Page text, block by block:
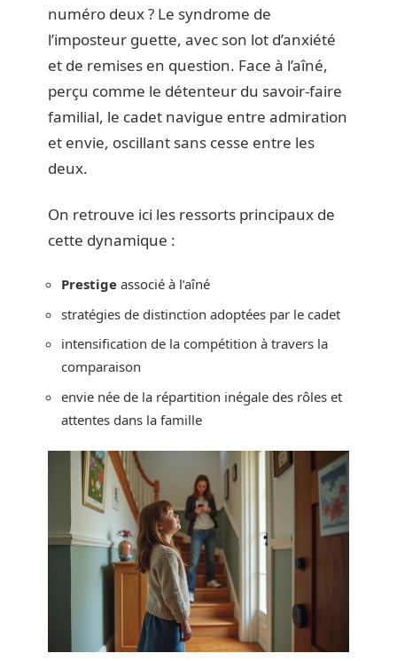
numéro deux ? Le syndrome de
l’imposteur guette, avec son lot d’anxiété
et de remises en question. Face à l’aîné,
perçu comme le détenteur du savoir-faire
familial, le cadet navigue entre admiration
et envie, oscillant sans cesse entre les
deux.
On retrouve ici les ressorts principaux de
cette dynamique :
Prestige associé à l’aîné
stratégies de distinction adoptées par le cadet
intensification de la compétition à travers la
comparaison
envie née de la répartition inégale des rôles et
attentes dans la famille